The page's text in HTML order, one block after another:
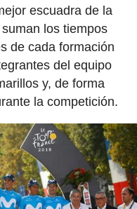
escuadra de la
los tiempos
de cada formación
del equipo
y, de forma
la competición.